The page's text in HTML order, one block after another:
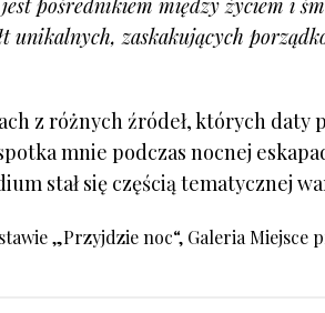
pośrednikiem między życiem i
unikalnych, zaskakujących
z różnych źródeł, których
mnie podczas nocnej
stał się częścią tematycznej
„Przyjdzie noc“, Galeria Miejsce